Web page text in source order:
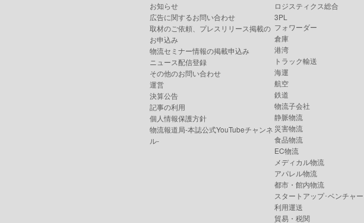
お知らせ
広告に関するお問い合わせ
取材のご依頼、プレスリリース掲載の
お申込み
物流セミナー情報の掲載申込み
ニュース配信登録
その他のお問い合わせ
運営
決算公告
記事の利用
個人情報保護方針
物流報道局-本誌公式YouTubeチャンネ
ル-
ロジスティクス総合
3PL
フォワーダー
倉庫
港湾
トラック輸送
海運
航空
鉄道
物流子会社
静脈物流
災害物流
食品物流
EC物流
メディカル物流
アパレル物流
都市・館内物流
スタートアップ･ベンチャー
利用運送
貿易・税関